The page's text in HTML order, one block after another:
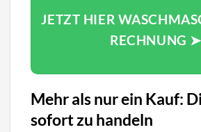
JETZT HIER
RECHNUNG ➤
Mehr als nur ein Kauf:
sofort zu handeln